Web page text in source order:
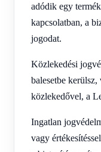
adódik egy
kapcsolatban, a
jogodat.
Közlekedési
balesetbe
közlekedővel, a
Ingatlan
vagy